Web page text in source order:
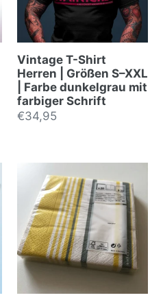
Vintage T-Shirt
Herren | Größen S–XXL
| Farbe dunkelgrau mit
farbiger Schrift
Normalpreis
€34,95